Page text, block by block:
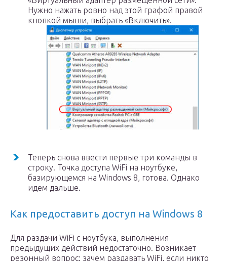
Нужно нажать ровно над этой графой правой
кнопкой мыши, выбрать «Включить».
Теперь снова ввести первые три команды в
строку. Точка доступа WiFi на ноутбуке,
базирующемся на Windows 8, готова. Однако
идем дальше.
Как предоставить доступ на Windows 8
Для раздачи WiFi с ноутбука, выполнения
предыдущих действий недостаточно. Возникает
резонный вопрос: зачем раздавать WiFi, если никто